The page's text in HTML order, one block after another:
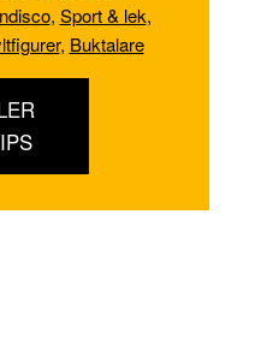
, Sport & lek,
, Buktalare